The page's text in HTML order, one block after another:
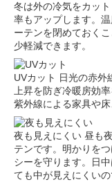
冬は外の冷気をカッ
率もアップします。
ーテンを閉めておく
少軽減できます。
UVカット 日光の赤外
上昇を防ぎ冷暖房効率
紫外線による家具や
夜も見えにくい 昼も
テンです。明かりを
シーを守ります。日
ても中が見えにくい